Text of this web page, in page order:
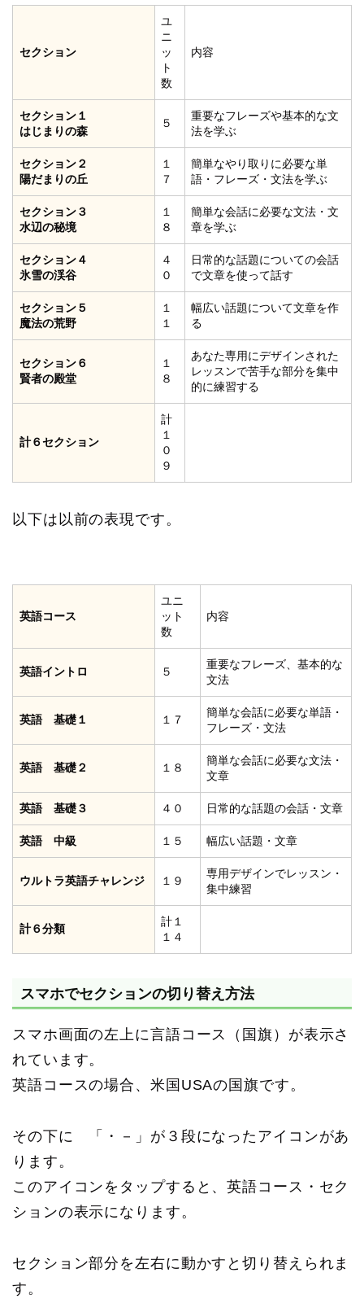
セクション
ユ
ニ
ッ
ト
数
内容
セクション１
はじまりの森
５
重要なフレーズや基本的な文
法を学ぶ
セクション２
陽だまりの丘
１
７
簡単なやり取りに必要な単
語・フレーズ・文法を学ぶ
セクション３
水辺の秘境
１
８
簡単な会話に必要な文法・文
章を学ぶ
セクション４
氷雪の渓谷
４
０
日常的な話題についての会話
で文章を使って話す
セクション５
魔法の荒野
１
１
幅広い話題について文章を作
る
セクション６
賢者の殿堂
１
８
あなた専用にデザインされた
レッスンで苦手な部分を集中
的に練習する
計６セクション
計
１
０
９
以下は以前の表現です。
英語コース
ユニ
ット
数
内容
英語イントロ ５
重要なフレーズ、基本的な
文法
英語 基礎１ １７
簡単な会話に必要な単語・
フレーズ・文法
英語 基礎２ １８
簡単な会話に必要な文法・
文章
英語 基礎３ ４０ 日常的な話題の会話・文章
英語 中級 １５ 幅広い話題・文章
ウルトラ英語チャレンジ １９
専用デザインでレッスン・
集中練習
計６分類
計１
１４
スマホでセクションの切り替え方法
スマホ画面の左上に言語コース（国旗）が表示さ
れています。
英語コースの場合、米国USAの国旗です。
その下に 「・－」が３段になったアイコンがあ
ります。
このアイコンをタップすると、英語コース・セク
ションの表示になります。
セクション部分を左右に動かすと切り替えられま
す。